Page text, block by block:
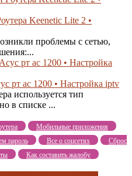
Keenetic Lite 2 •
проблемы с сетью,
рт ас 1200 • Настройка iptv
используется тип
в списке ...
Мобильные приложения
пароль Все о соцсетях
Сброс
Как составить жалобу